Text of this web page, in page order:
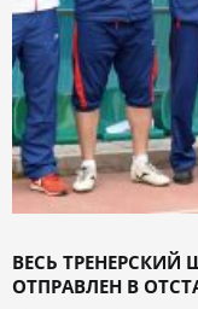
ВЕСЬ
ОТПРАВЛЕН В